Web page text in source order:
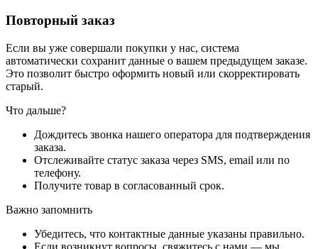
Повторный заказ
Если вы уже совершали покупки у нас, система
автоматически сохранит данные о вашем предыдущем заказе.
Это позволит быстро оформить новый или скорректировать
старый.
Что дальше?
Дождитесь звонка нашего оператора для подтверждения
заказа.
Отслеживайте статус заказа через SMS, email или по
телефону.
Получите товар в согласованный срок.
Важно запомнить
Убедитесь, что контактные данные указаны правильно.